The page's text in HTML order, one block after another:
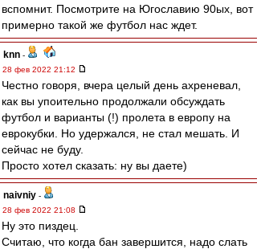
вспомнит. Посмотрите на Югославию 90ых, вот
примерно такой же футбол нас ждет.
knn -
28 фев 2022 21:12
Честно говоря, вчера целый день ахреневал,
как вы упоительно продолжали обсуждать
футбол и варианты (!) пролета в европу на
еврокубки. Но удержался, не стал мешать. И
сейчас не буду.
Просто хотел сказать: ну вы даете)
naivniy -
28 фев 2022 21:08
Ну это пиздец.
Считаю, что когда бан завершится, надо слать